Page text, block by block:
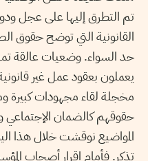
تم التطرق إليها على عجل
القانونية التي توضح حقوق
حد السواء. وضعيات
يعملون بعقود عمل غير
مخجلة لقاء مجهودات كبيرة
حقوقهم كالضمان الإجتماعي
المواضيع نوقشت خلال هذا
تذكر. فأمام إقرار أصحاب